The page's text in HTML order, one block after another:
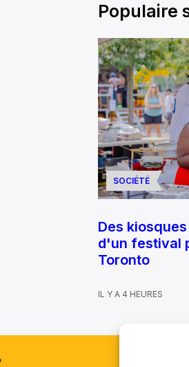
Populaire
SOCIÉTÉ
Des
d'un festival
Toronto
IL Y A 4 HEURES